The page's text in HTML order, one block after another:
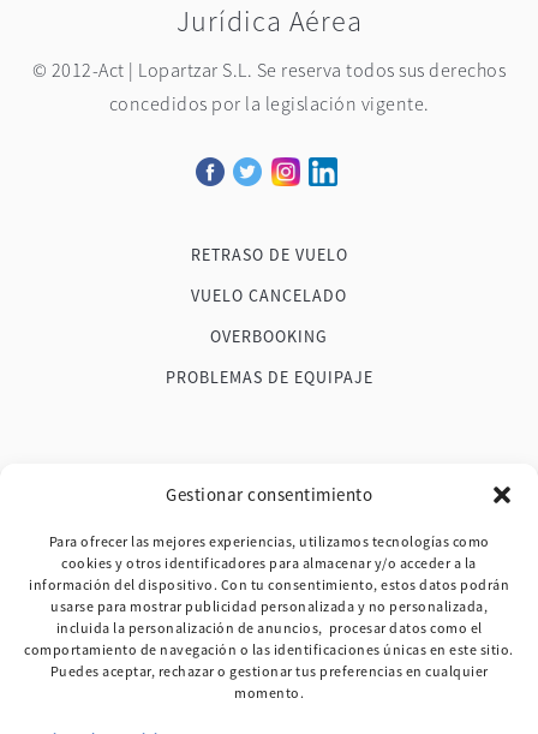
Gestionar consentimiento
Para ofrecer las mejores experiencias, utilizamos tecnologías como
cookies y otros identificadores para almacenar y/o acceder a la
información del dispositivo. Con tu consentimiento, estos datos podrán
usarse para mostrar publicidad personalizada y no personalizada,
incluida la personalización de anuncios, procesar datos como el
comportamiento de navegación o las identificaciones únicas en este sitio.
Puedes aceptar, rechazar o gestionar tus preferencias en cualquier
momento.
Jurídica Aérea
© 2012-Act | Lopartzar S.L. Se reserva todos sus derechos
concedidos por la legislación vigente.
RETRASO DE VUELO
VUELO CANCELADO
OVERBOOKING
PROBLEMAS DE EQUIPAJE
FAQ
BLOG
TESTIMONIOS
MAPA DE LA WEB
CONTACTO